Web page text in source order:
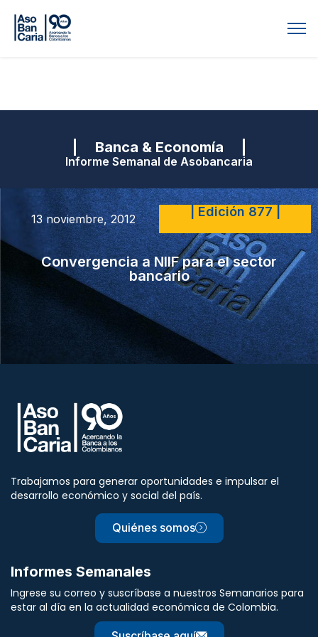
| Banca & Economía |
Informe Semanal de Asobancaria
13 noviembre, 2012 | Edición 877 |
Convergencia a NIIF para el sector
bancario
Trabajamos para generar oportunidades e impulsar el
desarrollo económico y social del país.
Quiénes somos
Informes Semanales
Ingrese su correo y suscríbase a nuestros Semanarios para
estar al día en la actualidad económica de Colombia.